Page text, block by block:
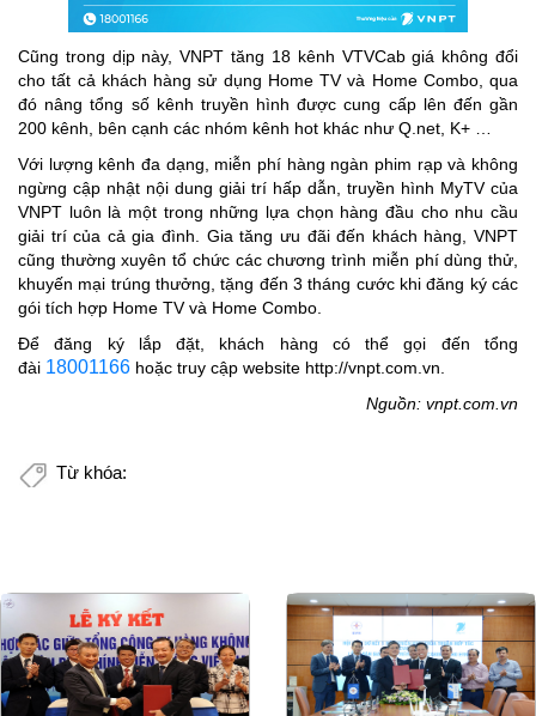
Cũng trong dịp này, VNPT tăng 18 kênh VTVCab giá không đổi
cho tất cả khách hàng sử dụng Home TV và Home Combo, qua
đó nâng tổng số kênh truyền hình được cung cấp lên đến gần
200 kênh, bên cạnh các nhóm kênh hot khác như Q.net, K+ …
Với lượng kênh đa dạng, miễn phí hàng ngàn phim rạp và không
ngừng cập nhật nội dung giải trí hấp dẫn, truyền hình MyTV của
VNPT luôn là một trong những lựa chọn hàng đầu cho nhu cầu
giải trí của cả gia đình. Gia tăng ưu đãi đến khách hàng, VNPT
cũng thường xuyên tổ chức các chương trình miễn phí dùng thử,
khuyến mại trúng thưởng, tặng đến 3 tháng cước khi đăng ký các
gói tích hợp Home TV và Home Combo.
Để đăng ký lắp đặt, khách hàng có thể gọi đến tổng
đài 18001166 hoặc truy cập website http://vnpt.com.vn.
Nguồn: vnpt.com.vn
Từ khóa: